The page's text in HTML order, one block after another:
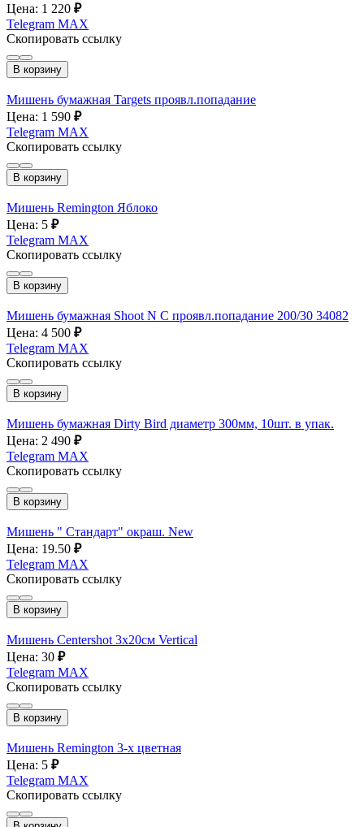
Цена: 1 220 ₽
Telegram MAX
Скопировать ссылку
В корзину
Мишень бумажная Targets проявл.попадание
Цена: 1 590 ₽
Telegram MAX
Скопировать ссылку
В корзину
Мишень Remington Яблоко
Цена: 5 ₽
Telegram MAX
Скопировать ссылку
В корзину
Мишень бумажная Shoot N C проявл.попадание 200/30 34082
Цена: 4 500 ₽
Telegram MAX
Скопировать ссылку
В корзину
Мишень бумажная Dirty Bird диаметр 300мм, 10шт. в упак.
Цена: 2 490 ₽
Telegram MAX
Скопировать ссылку
В корзину
Мишень " Стандарт" окраш. New
Цена: 19.50 ₽
Telegram MAX
Скопировать ссылку
В корзину
Мишень Centershot 3x20см Vertical
Цена: 30 ₽
Telegram MAX
Скопировать ссылку
В корзину
Мишень Remington 3-х цветная
Цена: 5 ₽
Telegram MAX
Скопировать ссылку